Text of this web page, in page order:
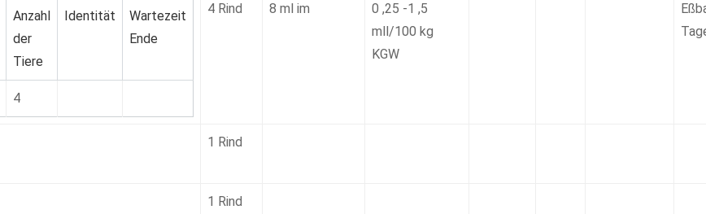
Anzahl
der
Tiere
Identität
Wartezeit
Ende
4
4 Rind 8 ml im
0 ,25 -1 ,5
mll/100 kg
KGW
1 Rind
1 Rind